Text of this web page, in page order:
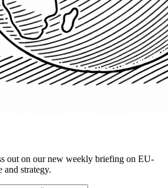
out on our new weekly briefing on EU-
and strategy.